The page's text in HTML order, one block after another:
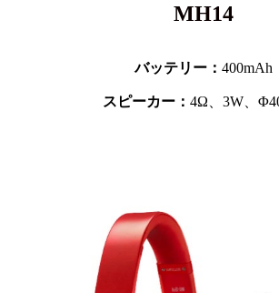
MH14
バッテリー： 400mAh
スピーカー： 4Ω、3W、